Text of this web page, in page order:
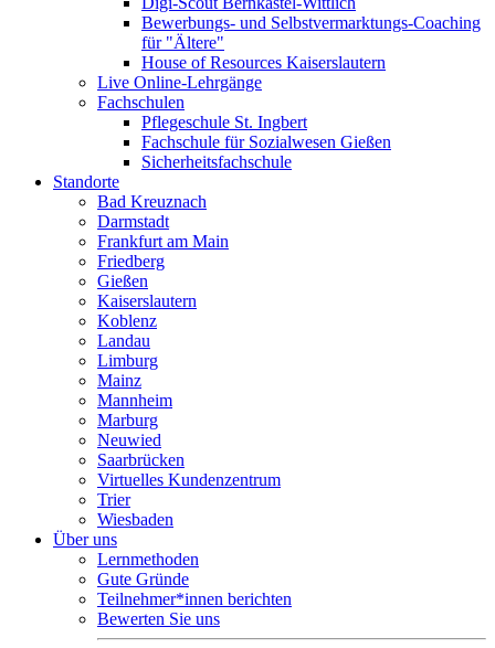
Bewerbungs- und Selbstvermarktungs-Coaching
für "Ältere"
House of Resources Kaiserslautern
Live Online-Lehrgänge
Fachschulen
Pflegeschule St. Ingbert
Fachschule für Sozialwesen Gießen
Sicherheitsfachschule
Standorte
Bad Kreuznach
Darmstadt
Frankfurt am Main
Friedberg
Gießen
Kaiserslautern
Koblenz
Landau
Limburg
Mainz
Mannheim
Marburg
Neuwied
Saarbrücken
Virtuelles Kundenzentrum
Trier
Wiesbaden
Über uns
Lernmethoden
Gute Gründe
Teilnehmer*innen berichten
Bewerten Sie uns